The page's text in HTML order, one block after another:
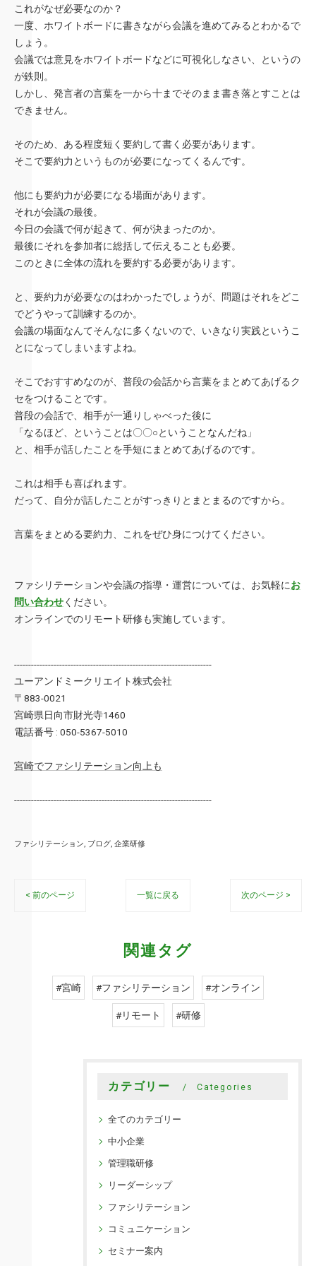
これがなぜ必要なのか？
一度、ホワイトボードに書きながら会議を進めてみるとわかるで
しょう。
会議では意見をホワイトボードなどに可視化しなさい、というの
が鉄則。
しかし、発言者の言葉を一から十までそのまま書き落とすことは
できません。
そのため、ある程度短く要約して書く必要があります。
そこで要約力というものが必要になってくるんです。
他にも要約力が必要になる場面があります。
それが会議の最後。
今日の会議で何が起きて、何が決まったのか。
最後にそれを参加者に総括して伝えることも必要。
このときに全体の流れを要約する必要があります。
と、要約力が必要なのはわかったでしょうが、問題はそれをどこ
でどうやって訓練するのか。
会議の場面なんてそんなに多くないので、いきなり実践というこ
とになってしまいますよね。
そこでおすすめなのが、普段の会話から言葉をまとめてあげるク
セをつけることです。
普段の会話で、相手が一通りしゃべった後に
「なるほど、ということは〇〇○ということなんだね」
と、相手が話したことを手短にまとめてあげるのです。
これは相手も喜ばれます。
だって、自分が話したことがすっきりとまとまるのですから。
言葉をまとめる要約力、これをぜひ身につけてください。
ファシリテーションや会議の指導・運営については、お気軽にお
問い合わせください。
オンラインでのリモート研修も実施しています。
----------------------------------------------------------------------
ユーアンドミークリエイト株式会社
〒883-0021
宮崎県日向市財光寺1460
電話番号 : 050-5367-5010
宮崎でファシリテーション向上も
----------------------------------------------------------------------
ファシリテーション ブログ 企業研修
< 前のページ 一覧に戻る 次のページ >
関連タグ
#宮崎 #ファシリテーション #オンライン
#リモート #研修
カテゴリー Categories
全てのカテゴリー
中小企業
管理職研修
リーダーシップ
ファシリテーション
コミュニケーション
セミナー案内